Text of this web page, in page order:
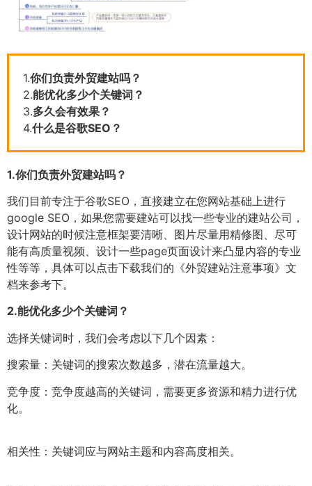
1.你们负责外贸建站吗？
2.能优化多少个关键词？
3.多久会有效果？
4.什么是谷歌SEO？
1.你们负责外贸建站吗？
我们目前专注于谷歌SEO，直接建立在您网站基础上进行
google SEO，如果您需要建站可以找一些专业的建站公司，
设计网站的时候注意框架要清晰、图片尽量用精修图、尽可
能有高质量视频、设计一些page页面设计来凸显内容的专业
性等等，具体可以点击下载我们的《外贸建站注意事项》文
档来参考下。
2.能优化多少个关键词？
选择关键词时，我们会考虑以下几个因素：
搜索量：关键词的搜索次数越多，潜在流量越大。
竞争度：竞争度越高的关键词，需要更多资源和精力进行优
化。
相关性：关键词应与网站主题和内容高度相关。